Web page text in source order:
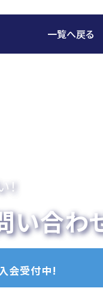
一覧へ戻る
！
い合わ
会受付中!